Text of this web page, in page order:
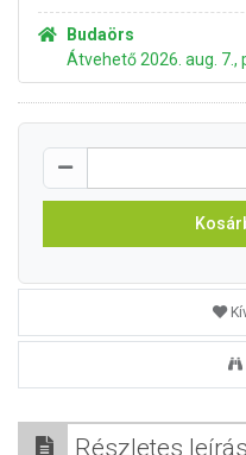
Budaörs
Átvehető 2026. aug. 7.,
Részletes leírás